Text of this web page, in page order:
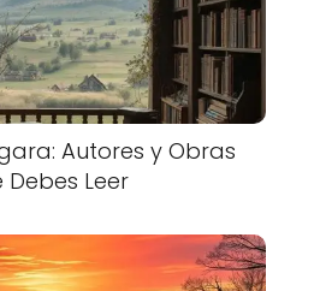
Autores y Obras
Debes Leer